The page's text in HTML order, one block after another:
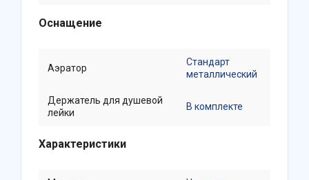
Оснащение
Аэратор
Стандарт
металлический
Держатель для душевой
лейки
В комплекте
Характеристики